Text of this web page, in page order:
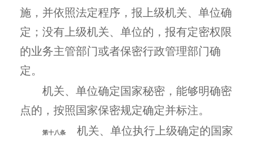
施，并依照法定程序，报上级机关、单位确
定；没有上级机关、单位的，报有定密权限
的业务主管部门或者保密行政管理部门确
定。
机关、单位确定国家秘密，能够明确密
点的，按照国家保密规定确定并标注。
第十八条
机关、单位执行上级确定的国家